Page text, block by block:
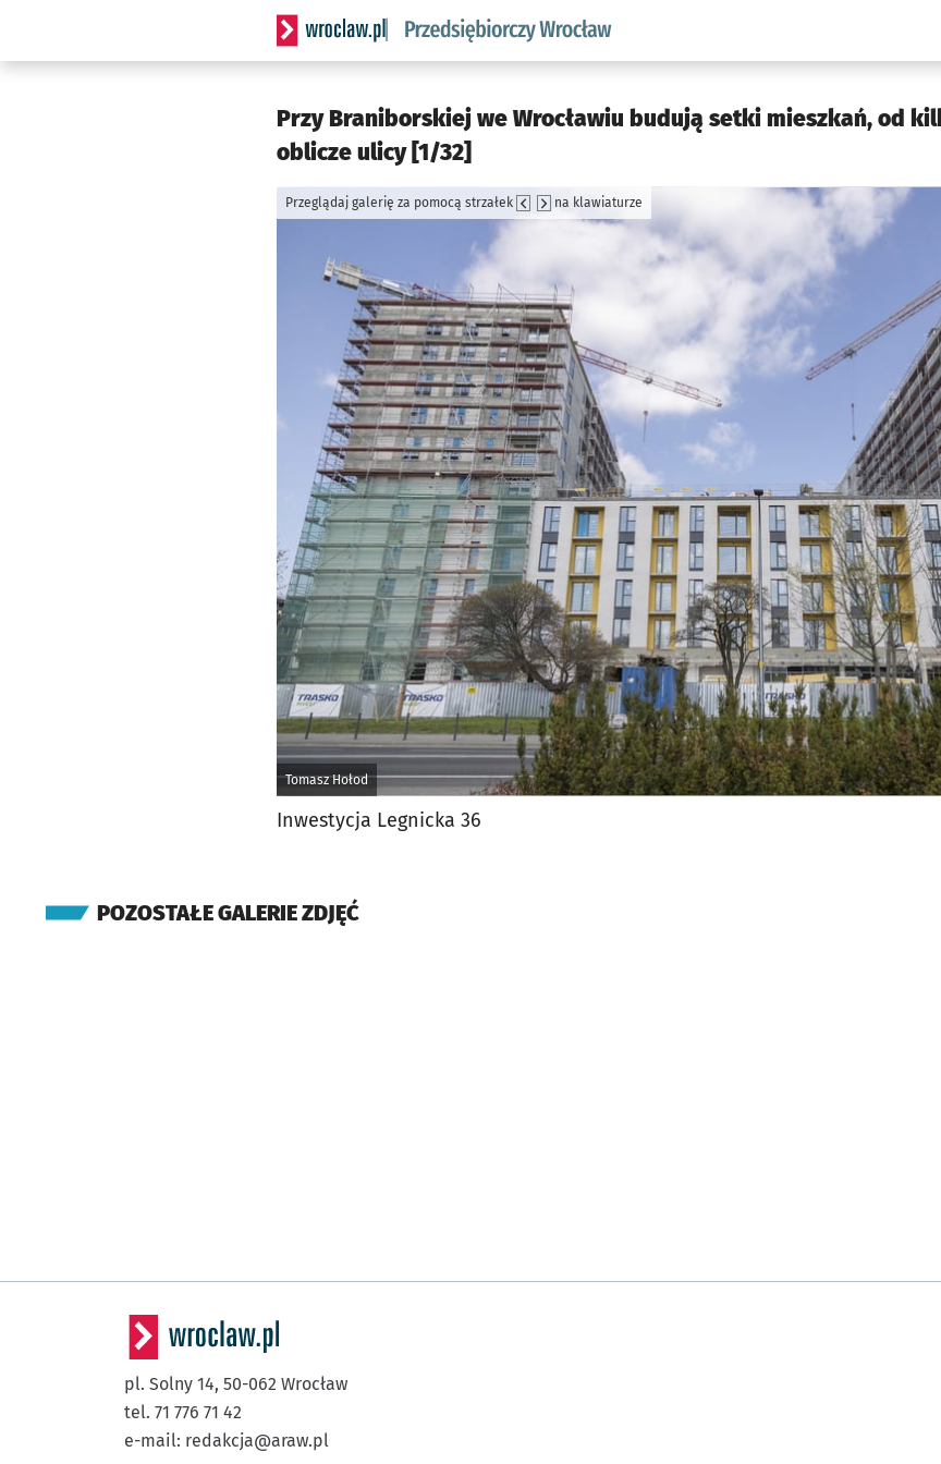
Serwis informacyjny wroclaw.pl podserwis: Strategia rozwoju przedsiębiorczości
Przy Braniborskiej we Wrocławiu budują setki mieszkań, od
oblicze ulicy [1/32]
Tomasz Hołod
Przeglądaj galerię za pomocą strzałek na klawiaturze
Inwestycja Legnicka 36
POZOSTAŁE GALERIE ZDJĘĆ
pl. Solny 14, 50-062 Wrocław
tel. 71 776 71 42
e-mail: redakcja@araw.pl